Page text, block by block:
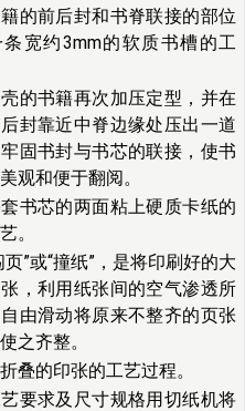
的前后封和书脊联接的部位
条宽约3mm的软质书槽的工
的书籍再次加压定型，并在
封靠近中脊边缘处压出一道
固书封与书芯的联接，使书
观和便于翻阅。
书芯的两面粘上硬质卡纸的
。
页”或“撞纸”，是将印刷好的大
，利用纸张间的空气渗透所
由滑动将原来不整齐的页张
之齐整。
叠的印张的工艺过程。
要求及尺寸规格用切纸机将